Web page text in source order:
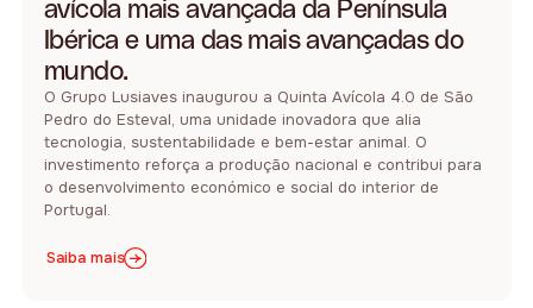
avícola mais avançada da Península
Ibérica e uma das mais avançadas do
mundo.
O Grupo Lusiaves inaugurou a Quinta Avícola 4.0 de São
Pedro do Esteval, uma unidade inovadora que alia
tecnologia, sustentabilidade e bem-estar animal. O
investimento reforça a produção nacional e contribui para
o desenvolvimento económico e social do interior de
Portugal.
Saiba mais